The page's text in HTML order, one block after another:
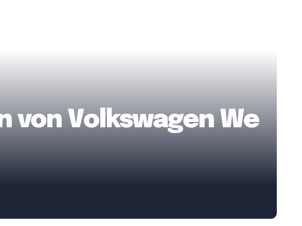
von Volkswagen We